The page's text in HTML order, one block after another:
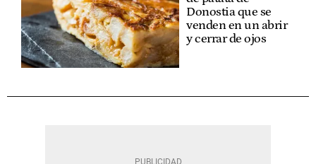
Donostia que se
venden en un abrir
y cerrar de ojos